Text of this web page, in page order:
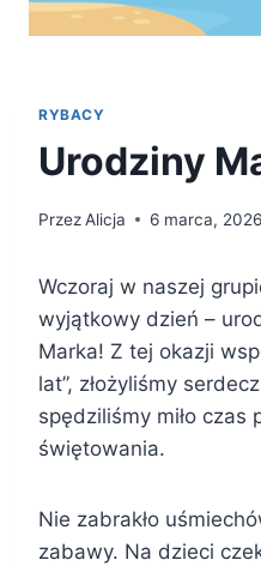
RYBACY
Urodziny
PrzezAlicja 6 marca, 2026
Wczoraj w naszej
wyjątkowy dzień –
Marka! Z tej okazji
lat”, złożyliśmy
spędziliśmy miło czas
świętowania.
Nie zabrakło
zabawy. Na dzieci